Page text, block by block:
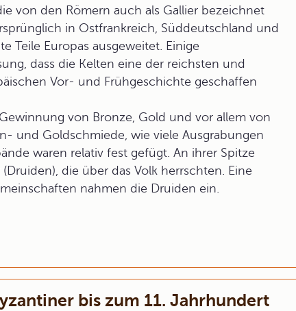
von den Römern auch als Gallier bezeichnet
in Ostfrankreich, Süddeutschland und
Teile Europas ausgeweitet. Einige
dass die Kelten eine der reichsten und
Vor- und Frühgeschichte geschaffen
von Bronze, Gold und vor allem von
und Goldschmiede, wie viele Ausgrabungen
waren relativ fest gefügt. An ihrer Spitze
die über das Volk herrschten. Eine
nahmen die Druiden ein.
bis zum 11. Jahrhundert